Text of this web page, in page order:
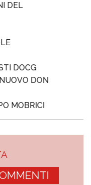
DEL
DOCG
DON
MOBRICI